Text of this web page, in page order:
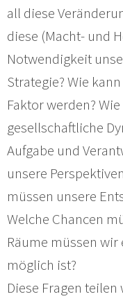
all diese
diese (Macht- und
Notwendigkeit
Strategie? Wie
Faktor werden?
gesellschaftliche
Aufgabe und
unsere
müssen unsere
Welche Chancen
Räume müssen
möglich ist?
Diese Fragen